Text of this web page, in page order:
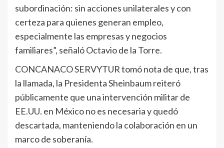
subordinación: sin acciones unilaterales y con
certeza para quienes generan empleo,
especialmente las empresas y negocios
familiares”, señaló Octavio de la Torre.
CONCANACO SERVYTUR tomó nota de que, tras
la llamada, la Presidenta Sheinbaum reiteró
públicamente que una intervención militar de
EE.UU. en México no es necesaria y quedó
descartada, manteniendo la colaboración en un
marco de soberanía.